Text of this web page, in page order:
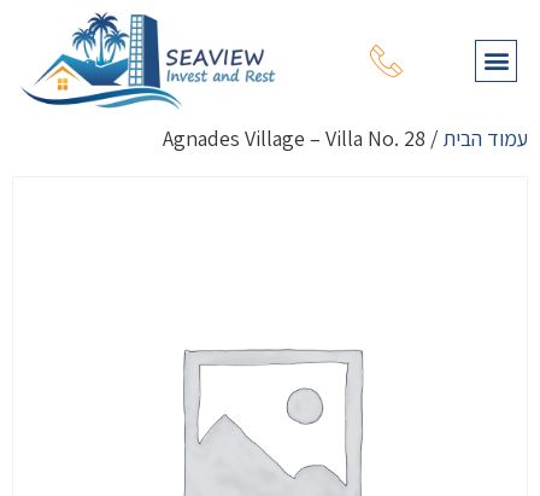
עמוד הבית / Agnades Village – Villa No. 28